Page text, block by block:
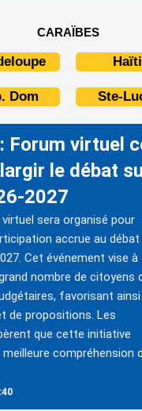
CARAÏBES
Haïti
Dom Ste-
Forum virtuel
le débat
2027
sera organisé pour
accrue au débat
Cet événement vise à
nombre de citoyens
favorisant ainsi
de propositions. Les
que cette initiative
compréhension